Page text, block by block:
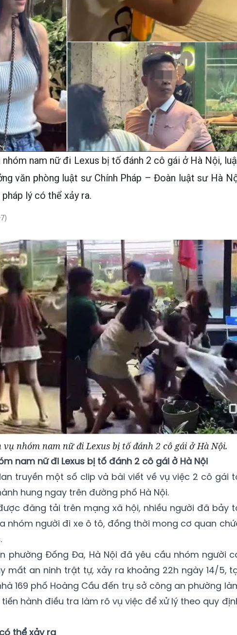
nam nữ đi Lexus bị tố đánh 2 cô gái ở Hà Nội,
văn phòng luật sư Chính Pháp – Đoàn luật sư Hà
lý có thể xảy ra.
nhóm nam nữ đi Lexus bị tố đánh 2 cô gái ở Hà Nội.
nam nữ đi Lexus bị tố đánh 2 cô gái ở Hà Nội
truyền một số clip và bài viết về vụ việc 2 cô gái
hung ngay trên đường phố Hà Nội.
đăng tải trên mạng xã hội, nhiều người đã bảy
nhóm người đi xe ô tô, đồng thời mong cơ quan
phường Đống Đa, Hà Nội đã yêu cầu nhóm người
mất an ninh trật tự, xảy ra khoảng 22h ngày 14/5,
169 phố Hoàng Cầu đến trụ sở công an phường
hành điều tra làm rõ vụ việc để xử lý theo quy
thể xảy ra